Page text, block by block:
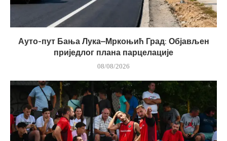
Ауто-пут Бања Лука–Мркоњић Град: Објављен
приједлог плана парцелације
08/08/2026